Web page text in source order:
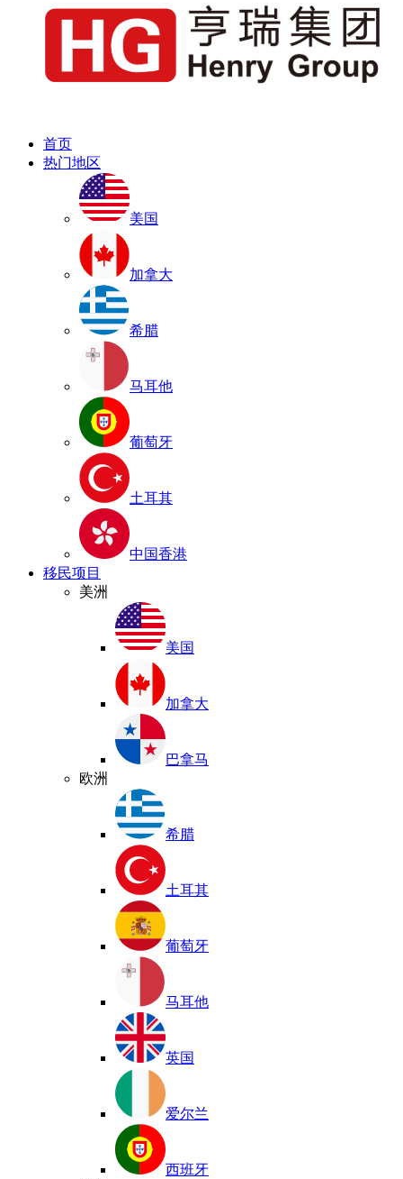
首页
热门地区
美国
加拿大
希腊
马耳他
葡萄牙
土耳其
中国香港
移民项目
美洲
美国
加拿大
巴拿马
欧洲
希腊
土耳其
葡萄牙
马耳他
英国
爱尔兰
西班牙